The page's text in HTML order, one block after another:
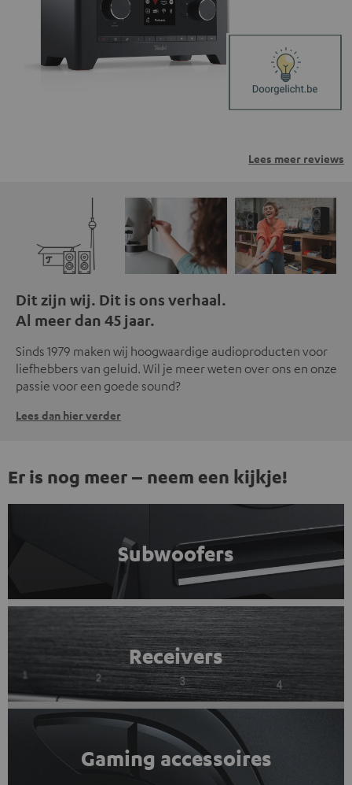
Lees meer reviews
Dit zijn wij. Dit is ons verhaal.
Al meer dan 45 jaar.
Sinds 1979 maken wij hoogwaardige audioproducten voor
liefhebbers van geluid. Wil je meer weten over ons en onze
passie voor een goede sound?
Lees dan hier verder
Er is nog meer – neem een kijkje!
Subwoofers
Receivers
Gaming accessoires